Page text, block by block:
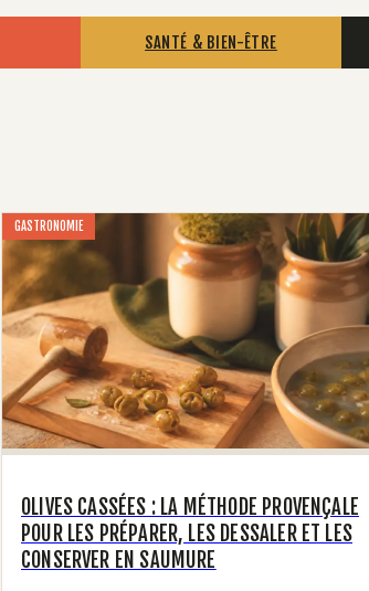
SANTÉ & BIEN-ÊTRE
GASTRONOMIE
OLIVES CASSÉES : LA MÉTHODE PROVENÇALE
POUR LES PRÉPARER, LES DESSALER ET LES
CONSERVER EN SAUMURE